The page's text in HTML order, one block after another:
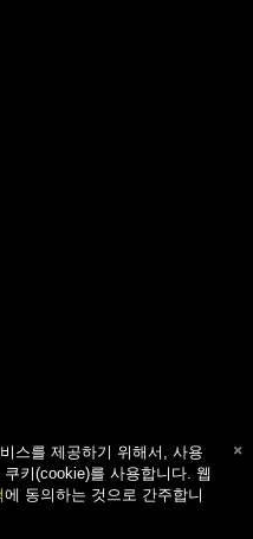
스를 제공하기 위해서, 사용
키(cookie)를 사용합니다. 웹
에 동의하는 것으로 간주합니